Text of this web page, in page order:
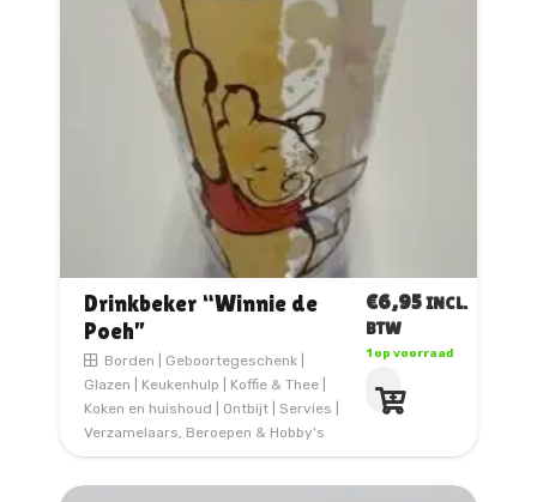
Drinkbeker “Winnie de
Poeh”
Borden Geboortegeschenk|
Glazen
Keukenhulp Koffie & Thee
Koken en huishoud
Ontbijt Servies
Verzamelaars, Beroepen & Hobby’s
€6,95 INCL.
BTW
1 op voorraad